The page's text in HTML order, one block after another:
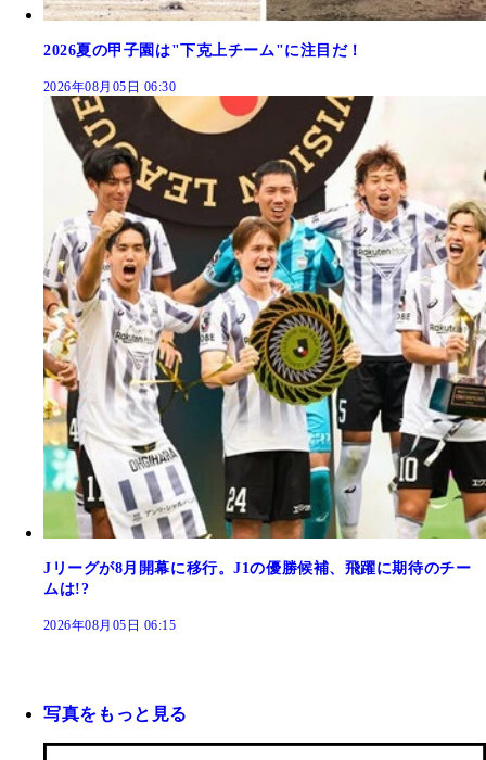
2026夏の甲子園は"下克上チーム"に注目だ！
2026年08月05日 06:30
Jリーグが8月開幕に移行。J1の優勝候補、飛躍に期待のチー
ムは!?
2026年08月05日 06:15
写真をもっと見る